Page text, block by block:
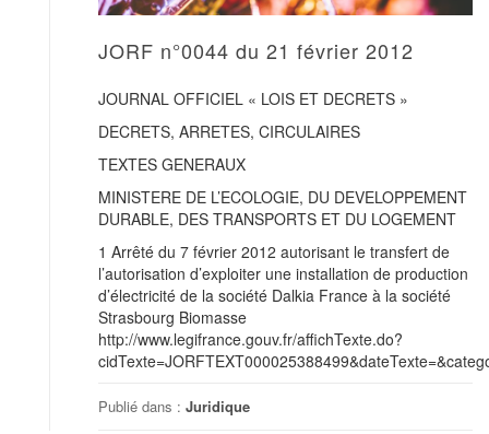
JORF n°0044 du 21 février 2012
JOURNAL OFFICIEL « LOIS ET DECRETS »
DECRETS, ARRETES, CIRCULAIRES
TEXTES GENERAUX
MINISTERE DE L’ECOLOGIE, DU DEVELOPPEMENT
DURABLE, DES TRANSPORTS ET DU LOGEMENT
1 Arrêté du 7 février 2012 autorisant le transfert de
l’autorisation d’exploiter une installation de production
d’électricité de la société Dalkia France à la société
Strasbourg Biomasse
http://www.legifrance.gouv.fr/affichTexte.do?
Publié dans : Juridique